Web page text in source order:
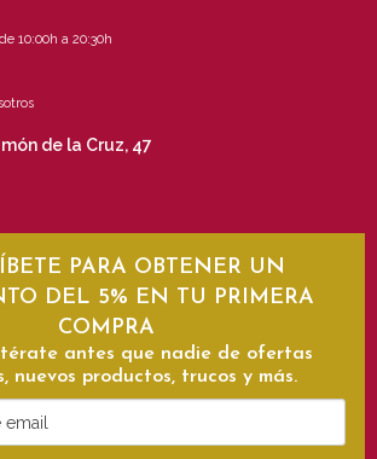
10:00h a 20:30h
de la Cruz, 47
PARA OBTENER UN
DEL 5% EN TU PRIMERA
COMPRA
antes que nadie de ofertas
nuevos productos, trucos y más.